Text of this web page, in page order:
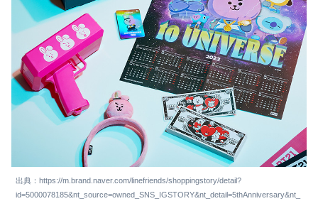
出典：https://m.brand.naver.com/linefriends/shoppingstory/detail?
id=5000078185&nt_source=owned_SNS_IGSTORY&nt_detail=5thAnniversary&nt_